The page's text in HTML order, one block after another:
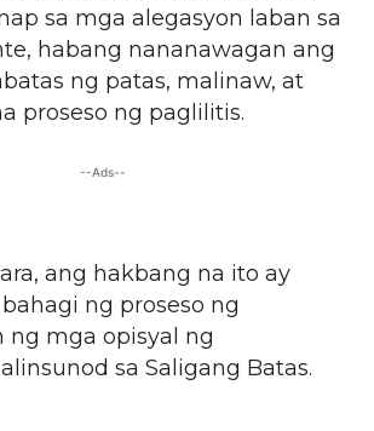
sa mga alegasyon laban sa
habang nananawagan ang
ng patas, malinaw, at
proseso ng paglilitis.
--Ads--
ang hakbang na ito ay
ng proseso ng
ng mga opisyal ng
sa Saligang Batas.